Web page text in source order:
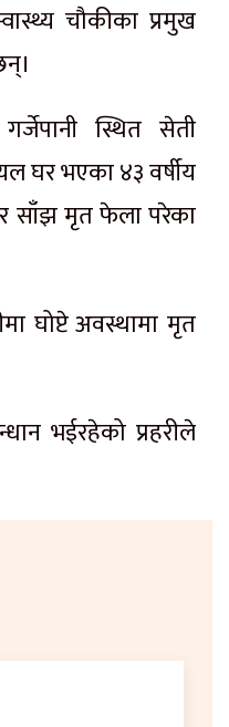
चौकीका प्रमुख
स्थित सेती
घर भएका ४३ वर्षीय
साँझ मृत फेला परेका
घोप्टे अवस्थामा मृत
भईरहेको प्रहरीले